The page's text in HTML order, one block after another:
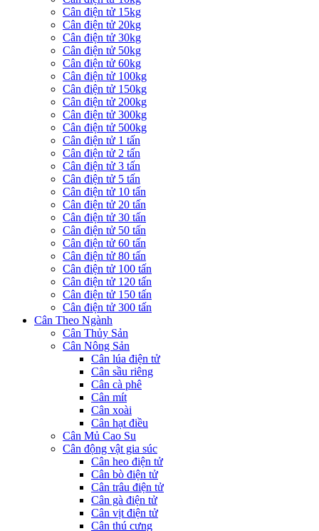
Cân điện tử 15kg
Cân điện tử 20kg
Cân điện tử 30kg
Cân điện tử 50kg
Cân điện tử 60kg
Cân điện tử 100kg
Cân điện tử 150kg
Cân điện tử 200kg
Cân điện tử 300kg
Cân điện tử 500kg
Cân điện tử 1 tấn
Cân điện tử 2 tấn
Cân điện tử 3 tấn
Cân điện tử 5 tấn
Cân điện tử 10 tấn
Cân điện tử 20 tấn
Cân điện tử 30 tấn
Cân điện tử 50 tấn
Cân điện tử 60 tấn
Cân điện tử 80 tấn
Cân điện tử 100 tấn
Cân điện tử 120 tấn
Cân điện tử 150 tấn
Cân điện tử 300 tấn
Cân Theo Ngành
Cân Thủy Sản
Cân Nông Sản
Cân lúa điện tử
Cân sầu riêng
Cân cà phê
Cân mít
Cân xoài
Cân hạt điều
Cân Mủ Cao Su
Cân động vật gia súc
Cân heo điện tử
Cân bò điện tử
Cân trâu điện tử
Cân gà điện tử
Cân vịt điện tử
Cân thú cưng